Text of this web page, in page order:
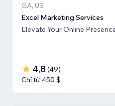
GA, US
Excel Marketing Services
4,8 (49)
Chỉ từ 450 $